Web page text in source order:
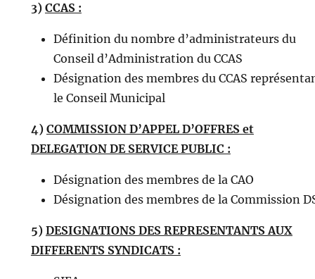
3) CCAS :
Définition du nombre d’administrateurs du
Conseil d’Administration du CCAS
Désignation des membres du CCAS
le Conseil Municipal
4) COMMISSION D’APPEL D’OFFRES et
DELEGATION DE SERVICE PUBLIC :
Désignation des membres de la CAO
Désignation des membres de la Commission
5) DESIGNATIONS DES REPRESENTANTS AUX
DIFFERENTS SYNDICATS :